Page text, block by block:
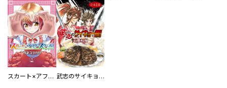
スカート×アフタースクール！【合本版】 武志のサイキョー飯！【合本版】